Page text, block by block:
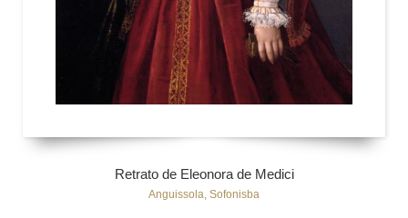
Retrato de Eleonora de Medici
Anguissola, Sofonisba